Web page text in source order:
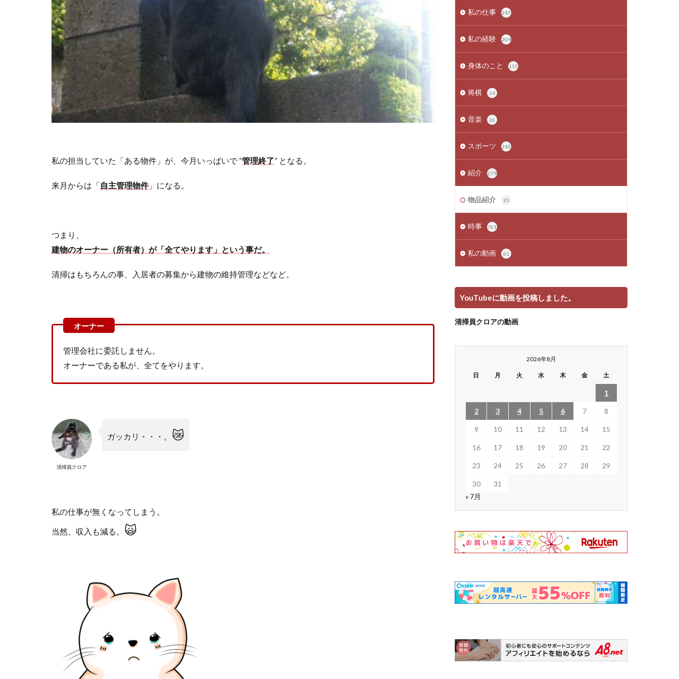
私の担当していた「ある物件」が、今月いっぱいで“管理終了” となる。
来月からは「自主管理物件」になる。
つまり、
建物のオーナー（所有者）が「全てやります」という事だ。
清掃はもちろんの事、入居者の募集から建物の維持管理などなど。
管理会社に委託しません。
オーナーである私が、全てをやります。
清掃員クロア
ガッカリ・・・。 😿
私の仕事が無くなってしまう。
当然、収入も減る。 🙀
私の仕事 247
私の経験 209
身体のこと 115
将棋 24
音楽 26
スポーツ 243
紹介 279
物品紹介 25
時事 761
私の動画 61
YouTubeに動画を投稿しました。
清掃員クロアの動画
2026年8月
日 月 火 水 木 金 土
1
2 3 4 5 6 7 8
9 10 11 12 13 14 15
16 17 18 19 20 21 22
23 24 25 26 27 28 29
30
31
« 7月